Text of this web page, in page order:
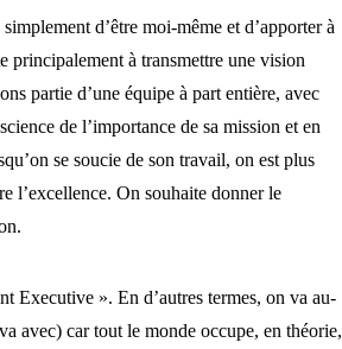
d’être moi-même et d’apporter à
principalement à transmettre une vision
partie d’une équipe à part entière, avec
de l’importance de sa mission et en
se soucie de son travail, on est plus
l’excellence. On souhaite donner le
Executive ». En d’autres termes, on va au-
avec) car tout le monde occupe, en théorie,